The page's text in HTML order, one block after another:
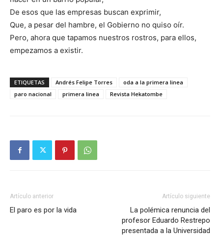
De esos que las empresas buscan exprimir,
Que, a pesar del hambre, el Gobierno no quiso oír.
Pero, ahora que tapamos nuestros rostros, para ellos,
empezamos a existir.
ETIQUETAS Andrés Felipe Torres
oda a la primera linea
paro nacional
primera linea Revista Hekatombe
Artículo anterior
El paro es por la vida
Artículo siguiente
La polémica renuncia del
profesor Eduardo Restrepo
presentada a la Universidad